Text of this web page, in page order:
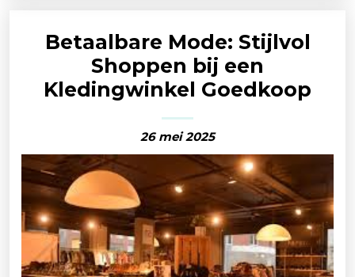
Betaalbare Mode: Stijlvol
Shoppen bij een
Kledingwinkel Goedkoop
26 mei 2025